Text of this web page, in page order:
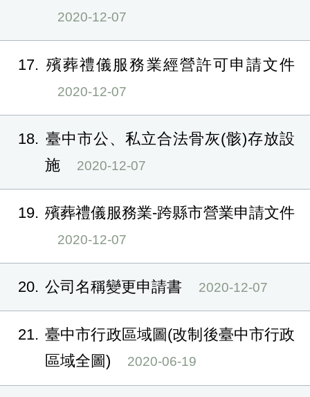
2020-12-07
17 殯葬禮儀服務業經營許可申請文件
2020-12-07
18
臺中市公、私立合法骨灰(骸)存放設
施
2020-12-07
19 殯葬禮儀服務業-跨縣市營業申請文件
2020-12-07
20 公司名稱變更申請書 2020-12-07
21 臺中市行政區域圖(改制後臺中市行政
區域全圖)
2020-06-19